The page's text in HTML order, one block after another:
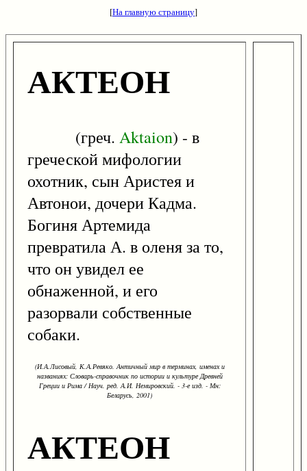
[На главную страницу]
АКТЕОН
(греч. Aktaion) - в
греческой мифологии
охотник, сын Аристея и
Автонои, дочери Кадма.
Богиня Артемида
превратила А. в оленя за то,
что он увидел ее
обнаженной, и его
разорвали собственные
собаки.
(И.А.Лисовый, К.А.Ревяко. Античный мир в терминах, именах и
названиях: Словарь-справочник по истории и культуре Древней
Греции и Рима / Науч. ред. А.И. Немировский. - 3-е изд. - Мн:
Беларусь, 2001)
АКТЕОН